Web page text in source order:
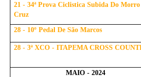
21 - 34ª Prova Ciclistica Subida Do
Cruz
28 - 10º Pedal De São Marcos
28 - 3ª XCO - ITAPEMA CROSS
MAIO - 2024